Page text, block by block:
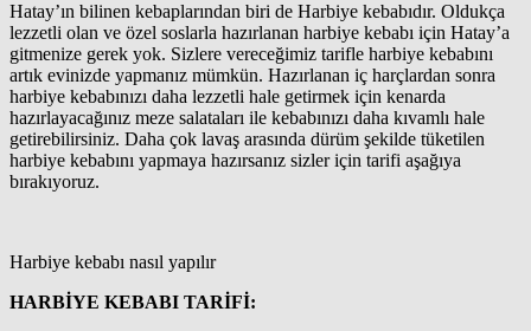
Hatay’ın bilinen kebaplarından biri de Harbiye kebabıdır. Oldukça
lezzetli olan ve özel soslarla hazırlanan harbiye kebabı için Hatay’a
gitmenize gerek yok. Sizlere vereceğimiz tarifle harbiye kebabını
artık evinizde yapmanız mümkün. Hazırlanan iç harçlardan sonra
harbiye kebabınızı daha lezzetli hale getirmek için kenarda
hazırlayacağınız meze salataları ile kebabınızı daha kıvamlı hale
getirebilirsiniz. Daha çok lavaş arasında dürüm şekilde tüketilen
harbiye kebabını yapmaya hazırsanız sizler için tarifi aşağıya
bırakıyoruz.
Harbiye kebabı nasıl yapılır
HARBİYE KEBABI TARİFİ: